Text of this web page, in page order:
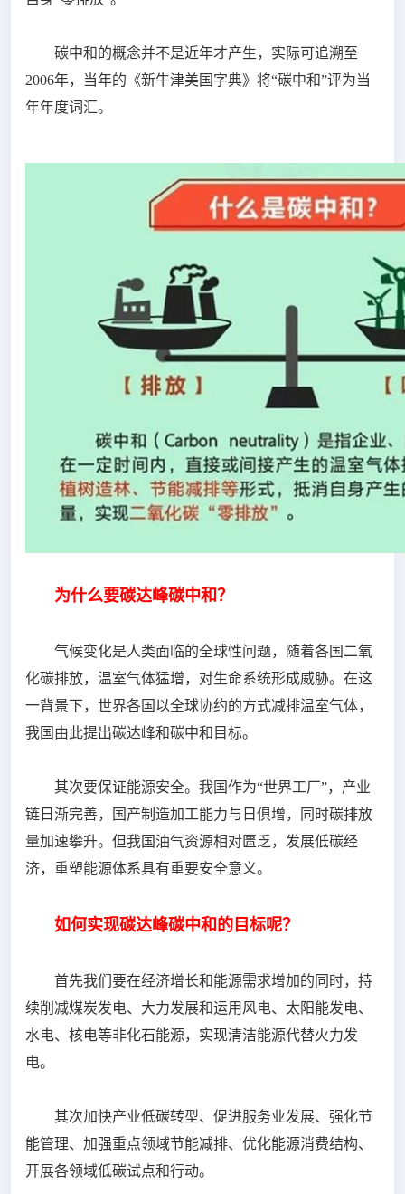
碳中和的概念并不是近年才产生，实际可追溯至
2006年，当年的《新牛津美国字典》将“碳中和”评为当
年年度词汇。
为什么要碳达峰碳中和？
气候变化是人类面临的全球性问题，随着各国二氧
化碳排放，温室气体猛增，对生命系统形成威胁。在这
一背景下，世界各国以全球协约的方式减排温室气体，
我国由此提出碳达峰和碳中和目标。
其次要保证能源安全。我国作为“世界工厂”，产业
链日渐完善，国产制造加工能力与日俱增，同时碳排放
量加速攀升。但我国油气资源相对匮乏，发展低碳经
济，重塑能源体系具有重要安全意义。
如何实现碳达峰碳中和的目标呢？
首先我们要在经济增长和能源需求增加的同时，持
续削减煤炭发电、大力发展和运用风电、太阳能发电、
水电、核电等非化石能源，实现清洁能源代替火力发
电。
其次加快产业低碳转型、促进服务业发展、强化节
能管理、加强重点领域节能减排、优化能源消费结构、
开展各领域低碳试点和行动。